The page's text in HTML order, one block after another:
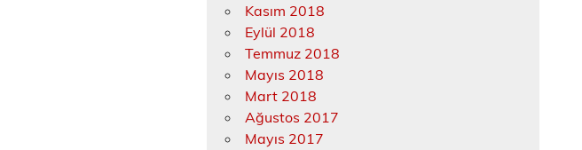
Kasım 2018
Eylül 2018
Temmuz 2018
Mayıs 2018
Mart 2018
Ağustos 2017
Mayıs 2017